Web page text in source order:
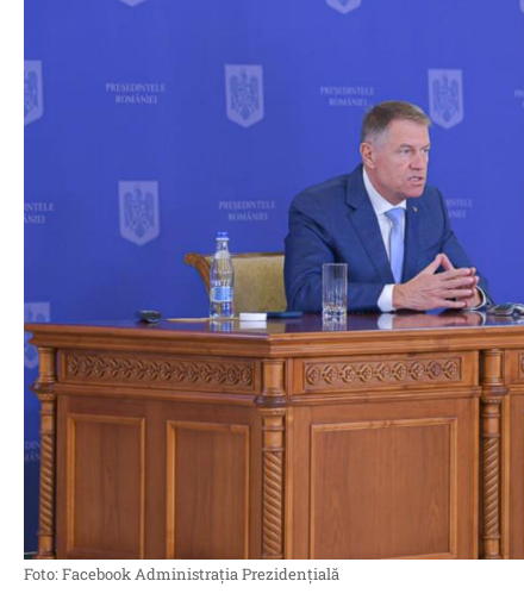
Foto: Facebook Administrația Prezidențială